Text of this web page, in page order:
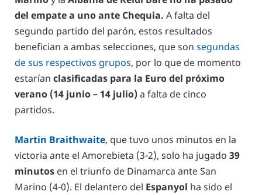
del empate a uno ante Chequia. A falta del
segundo partido del parón, estos resultados
benefician a ambas selecciones, que son segundas
de sus respectivos grupos, por lo que de momento
estarían clasificadas para la Euro del próximo
verano (14 junio – 14 julio) a falta de cinco
partidos.
Martin Braithwaite, que tuvo unos minutos en la
victoria ante el Amorebieta (3-2), solo ha jugado 39
minutos en el triunfo de Dinamarca ante San
Marino (4-0). El delantero del Espanyol ha sido el